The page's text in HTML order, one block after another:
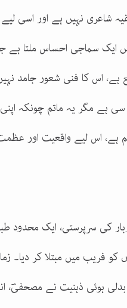
شاعری نہیں ہے اور اسی
ایک سماجی احساس ملتا
اس کا فنی شعور جامد
ہے مگر یہ ماتم چونکہ
ہے، اس لیے واقعیت اور
کی سرپرستی، ایک محدود
فریب میں مبتلا کر دیا۔
ہوئی ذہنیت نے مصحفیؔ،